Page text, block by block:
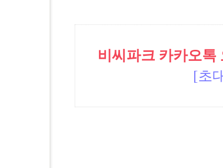
비씨파크 카카오톡
[초